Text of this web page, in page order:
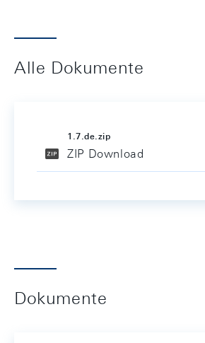
Alle Dokumente
1.7.de.zip
ZIP Download
Dokumente